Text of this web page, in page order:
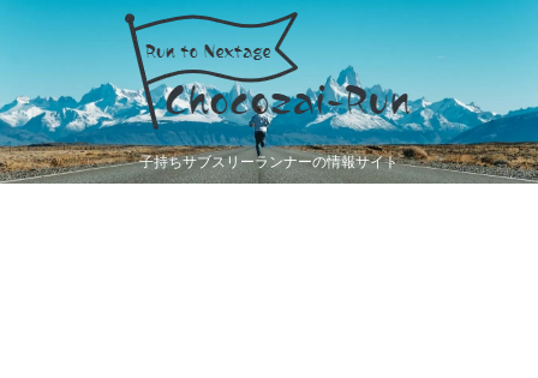
子持ちサブスリーランナーの情報サイト